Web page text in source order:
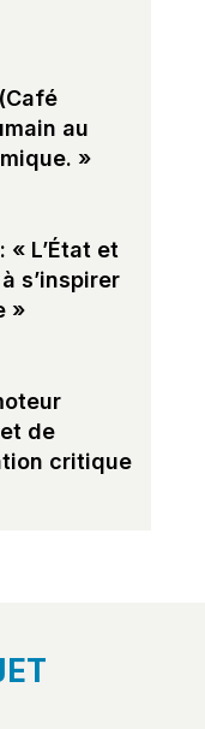
au
»
« L’État et
s’inspirer
»
de
critique